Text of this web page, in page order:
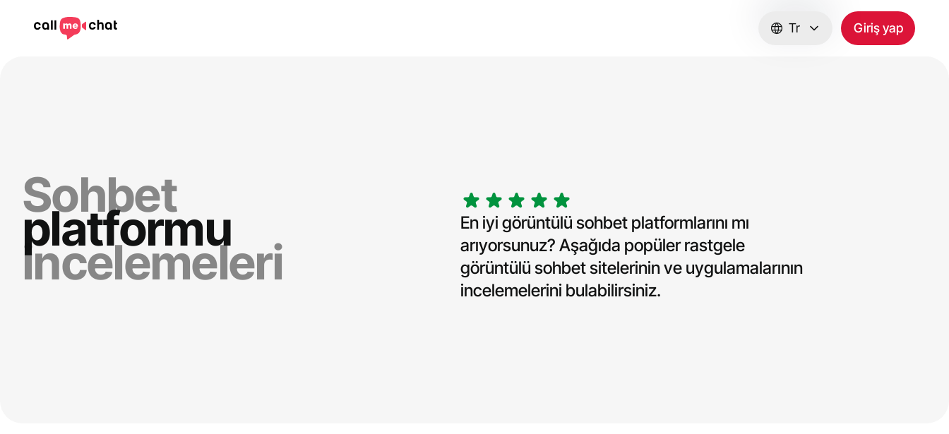
Tr Giriş yap
Sohbet
platformu
incelemeleri
En iyi görüntülü sohbet platformlarını mı
arıyorsunuz? Aşağıda popüler rastgele
görüntülü sohbet sitelerinin ve uygulamalarının
incelemelerini bulabilirsiniz.